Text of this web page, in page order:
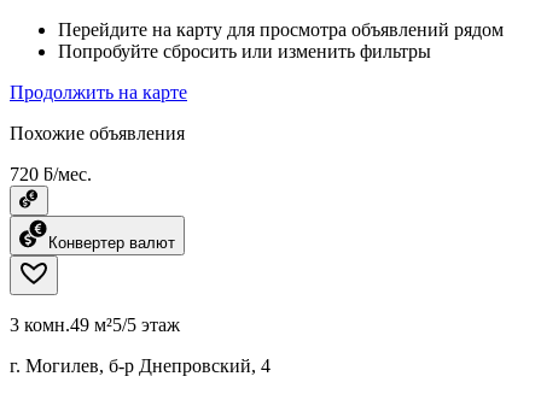
Перейдите на карту для просмотра объявлений рядом
Попробуйте сбросить или изменить фильтры
Продолжить на карте
Похожие объявления
720 ƃ/мес.
Конвертер валют
3 комн.49 м²5/5 этаж
г. Могилев, б-р Днепровский, 4